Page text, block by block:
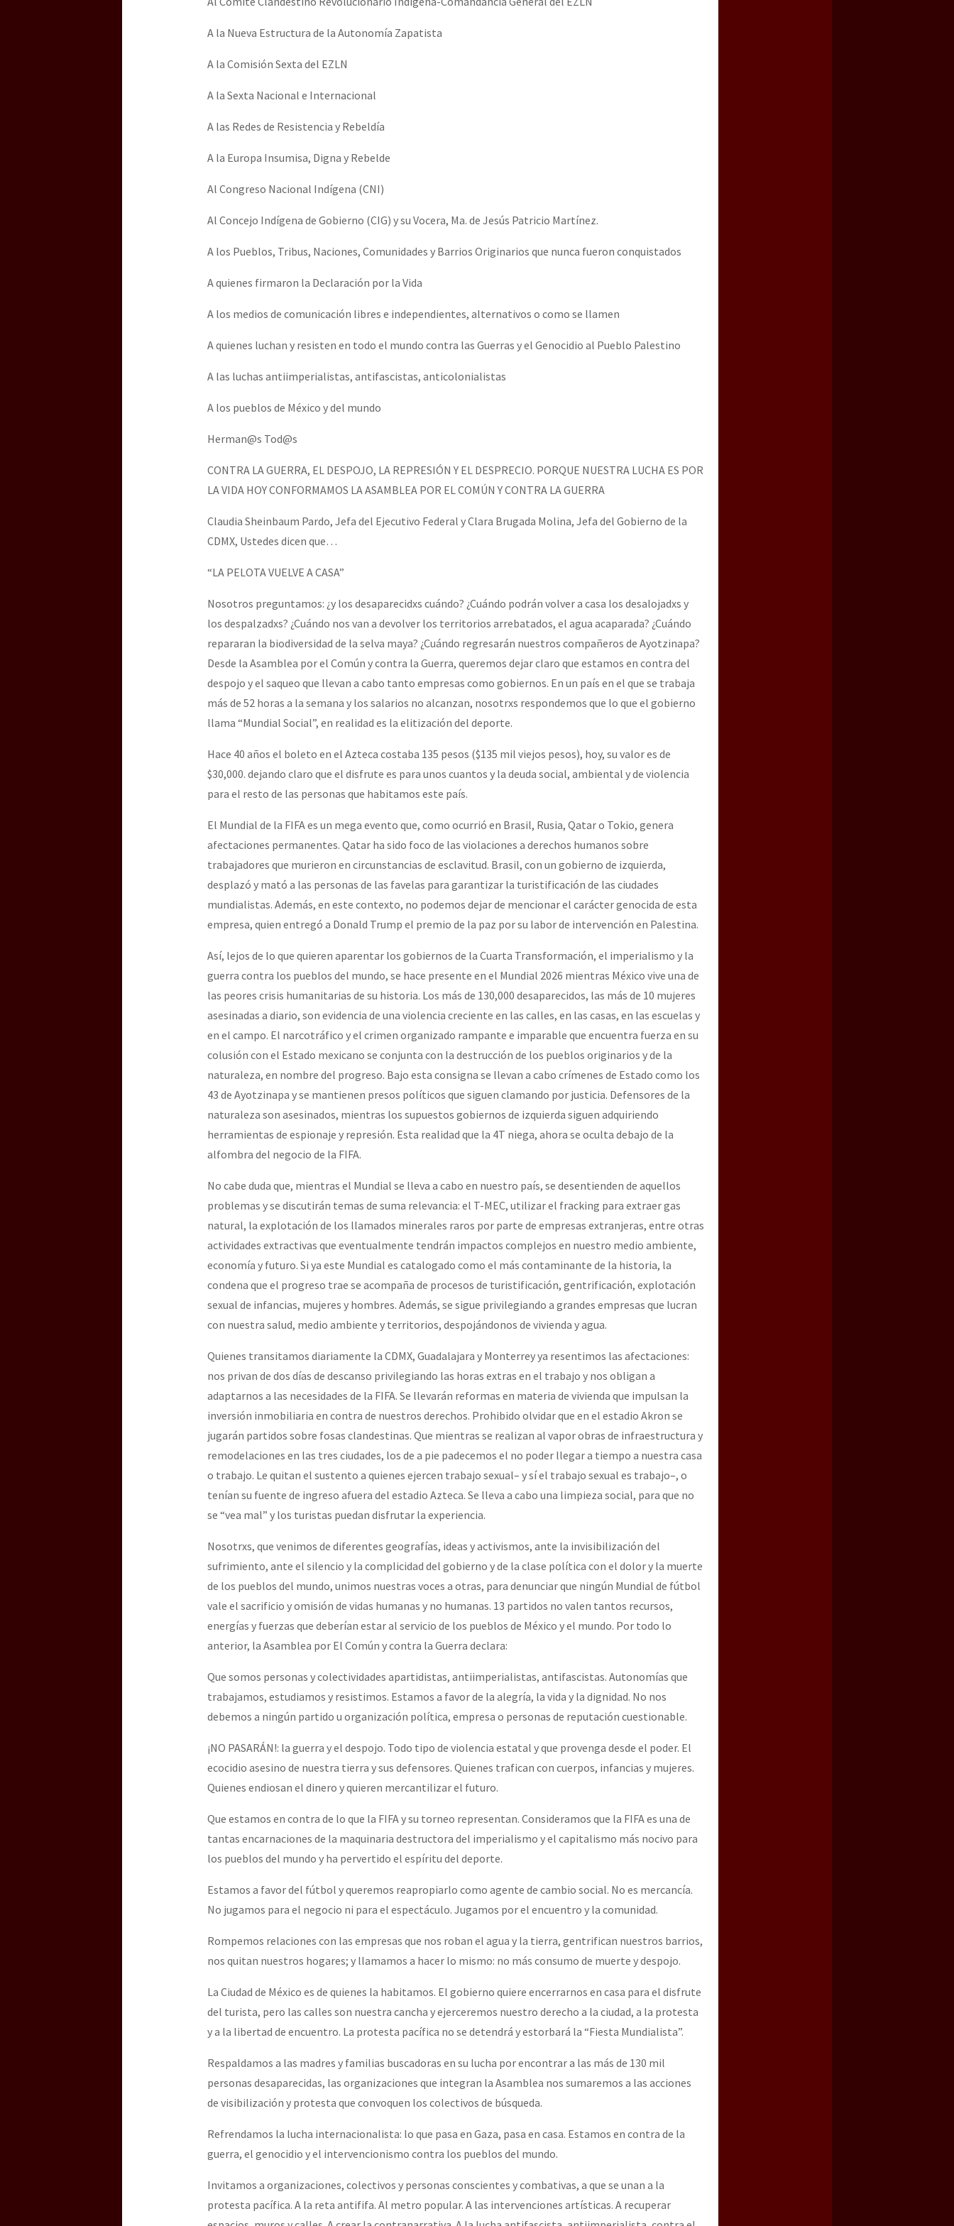
Dia 2 do Encontro “Guerra contra a Humanidad”
Dia 1: Encontro “Guerra contra a Humanidade”
[CDMX – 20 julio] Jornadas globales por la libertad de Jesús Plácido Galindo y el alto a la guerra contra el CIPOG-EZ
A la Nueva Estructura de la Autonomía Zapatista
A la Comisión Sexta del EZLN
A la Sexta Nacional e Internacional
A las Redes de Resistencia y Rebeldía
A la Europa Insumisa, Digna y Rebelde
Al Congreso Nacional Indígena (CNI)
Al Concejo Indígena de Gobierno (CIG) y su Vocera, Ma. de Jesús Patricio Martínez.
A los Pueblos, Tribus, Naciones, Comunidades y Barrios Originarios que nunca fueron conquistados
A quienes firmaron la Declaración por la Vida
A los medios de comunicación libres e independientes, alternativos o como se llamen
A quienes luchan y resisten en todo el mundo contra las Guerras y el Genocidio al Pueblo Palestino
A las luchas antiimperialistas, antifascistas, anticolonialistas
A los pueblos de México y del mundo
Herman@s Tod@s
CONTRA LA GUERRA, EL DESPOJO, LA REPRESIÓN Y EL DESPRECIO. PORQUE NUESTRA LUCHA ES POR
LA VIDA HOY CONFORMAMOS LA ASAMBLEA POR EL COMÚN Y CONTRA LA GUERRA
Claudia Sheinbaum Pardo, Jefa del Ejecutivo Federal y Clara Brugada Molina, Jefa del Gobierno de la
CDMX, Ustedes dicen que…
“LA PELOTA VUELVE A CASA”
Nosotros preguntamos: ¿y los desaparecidxs cuándo? ¿Cuándo podrán volver a casa los desalojadxs y
los despalzadxs? ¿Cuándo nos van a devolver los territorios arrebatados, el agua acaparada? ¿Cuándo
repararan la biodiversidad de la selva maya? ¿Cuándo regresarán nuestros compañeros de Ayotzinapa?
Desde la Asamblea por el Común y contra la Guerra, queremos dejar claro que estamos en contra del
despojo y el saqueo que llevan a cabo tanto empresas como gobiernos. En un país en el que se trabaja
más de 52 horas a la semana y los salarios no alcanzan, nosotrxs respondemos que lo que el gobierno
llama “Mundial Social”, en realidad es la elitización del deporte.
Hace 40 años el boleto en el Azteca costaba 135 pesos ($135 mil viejos pesos), hoy, su valor es de
$30,000. dejando claro que el disfrute es para unos cuantos y la deuda social, ambiental y de violencia
para el resto de las personas que habitamos este país.
El Mundial de la FIFA es un mega evento que, como ocurrió en Brasil, Rusia, Qatar o Tokio, genera
afectaciones permanentes. Qatar ha sido foco de las violaciones a derechos humanos sobre
trabajadores que murieron en circunstancias de esclavitud. Brasil, con un gobierno de izquierda,
desplazó y mató a las personas de las favelas para garantizar la turistificación de las ciudades
mundialistas. Además, en este contexto, no podemos dejar de mencionar el carácter genocida de esta
empresa, quien entregó a Donald Trump el premio de la paz por su labor de intervención en Palestina.
Así, lejos de lo que quieren aparentar los gobiernos de la Cuarta Transformación, el imperialismo y la
guerra contra los pueblos del mundo, se hace presente en el Mundial 2026 mientras México vive una de
las peores crisis humanitarias de su historia. Los más de 130,000 desaparecidos, las más de 10 mujeres
asesinadas a diario, son evidencia de una violencia creciente en las calles, en las casas, en las escuelas y
en el campo. El narcotráfico y el crimen organizado rampante e imparable que encuentra fuerza en su
colusión con el Estado mexicano se conjunta con la destrucción de los pueblos originarios y de la
naturaleza, en nombre del progreso. Bajo esta consigna se llevan a cabo crímenes de Estado como los
43 de Ayotzinapa y se mantienen presos políticos que siguen clamando por justicia. Defensores de la
naturaleza son asesinados, mientras los supuestos gobiernos de izquierda siguen adquiriendo
herramientas de espionaje y represión. Esta realidad que la 4T niega, ahora se oculta debajo de la
alfombra del negocio de la FIFA.
No cabe duda que, mientras el Mundial se lleva a cabo en nuestro país, se desentienden de aquellos
problemas y se discutirán temas de suma relevancia: el T-MEC, utilizar el fracking para extraer gas
natural, la explotación de los llamados minerales raros por parte de empresas extranjeras, entre otras
actividades extractivas que eventualmente tendrán impactos complejos en nuestro medio ambiente,
economía y futuro. Si ya este Mundial es catalogado como el más contaminante de la historia, la
condena que el progreso trae se acompaña de procesos de turistificación, gentrificación, explotación
sexual de infancias, mujeres y hombres. Además, se sigue privilegiando a grandes empresas que lucran
con nuestra salud, medio ambiente y territorios, despojándonos de vivienda y agua.
Quienes transitamos diariamente la CDMX, Guadalajara y Monterrey ya resentimos las afectaciones:
nos privan de dos días de descanso privilegiando las horas extras en el trabajo y nos obligan a
adaptarnos a las necesidades de la FIFA. Se llevarán reformas en materia de vivienda que impulsan la
inversión inmobiliaria en contra de nuestros derechos. Prohibido olvidar que en el estadio Akron se
jugarán partidos sobre fosas clandestinas. Que mientras se realizan al vapor obras de infraestructura y
remodelaciones en las tres ciudades, los de a pie padecemos el no poder llegar a tiempo a nuestra casa
o trabajo. Le quitan el sustento a quienes ejercen trabajo sexual– y sí el trabajo sexual es trabajo–, o
tenían su fuente de ingreso afuera del estadio Azteca. Se lleva a cabo una limpieza social, para que no
se “vea mal” y los turistas puedan disfrutar la experiencia.
Nosotrxs, que venimos de diferentes geografías, ideas y activismos, ante la invisibilización del
sufrimiento, ante el silencio y la complicidad del gobierno y de la clase política con el dolor y la muerte
de los pueblos del mundo, unimos nuestras voces a otras, para denunciar que ningún Mundial de fútbol
vale el sacrificio y omisión de vidas humanas y no humanas. 13 partidos no valen tantos recursos,
energías y fuerzas que deberían estar al servicio de los pueblos de México y el mundo. Por todo lo
anterior, la Asamblea por El Común y contra la Guerra declara:
Que somos personas y colectividades apartidistas, antiimperialistas, antifascistas. Autonomías que
trabajamos, estudiamos y resistimos. Estamos a favor de la alegría, la vida y la dignidad. No nos
debemos a ningún partido u organización política, empresa o personas de reputación cuestionable.
¡NO PASARÁN!: la guerra y el despojo. Todo tipo de violencia estatal y que provenga desde el poder. El
ecocidio asesino de nuestra tierra y sus defensores. Quienes trafican con cuerpos, infancias y mujeres.
Quienes endiosan el dinero y quieren mercantilizar el futuro.
Que estamos en contra de lo que la FIFA y su torneo representan. Consideramos que la FIFA es una de
tantas encarnaciones de la maquinaria destructora del imperialismo y el capitalismo más nocivo para
los pueblos del mundo y ha pervertido el espíritu del deporte.
Estamos a favor del fútbol y queremos reapropiarlo como agente de cambio social. No es mercancía.
No jugamos para el negocio ni para el espectáculo. Jugamos por el encuentro y la comunidad.
Rompemos relaciones con las empresas que nos roban el agua y la tierra, gentrifican nuestros barrios,
nos quitan nuestros hogares; y llamamos a hacer lo mismo: no más consumo de muerte y despojo.
La Ciudad de México es de quienes la habitamos. El gobierno quiere encerrarnos en casa para el disfrute
del turista, pero las calles son nuestra cancha y ejerceremos nuestro derecho a la ciudad, a la protesta
y a la libertad de encuentro. La protesta pacífica no se detendrá y estorbará la “Fiesta Mundialista”.
Respaldamos a las madres y familias buscadoras en su lucha por encontrar a las más de 130 mil
personas desaparecidas, las organizaciones que integran la Asamblea nos sumaremos a las acciones
de visibilización y protesta que convoquen los colectivos de búsqueda.
Refrendamos la lucha internacionalista: lo que pasa en Gaza, pasa en casa. Estamos en contra de la
guerra, el genocidio y el intervencionismo contra los pueblos del mundo.
Invitamos a organizaciones, colectivos y personas conscientes y combativas, a que se unan a la
protesta pacífica. A la reta antififa. Al metro popular. A las intervenciones artísticas. A recuperar